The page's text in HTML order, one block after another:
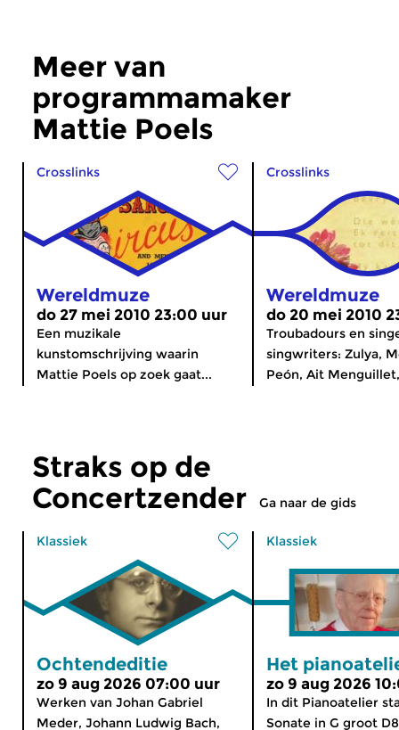
Meer van
programmamaker
Mattie Poels
Crosslinks
Wereldmuze
do 27 mei 2010 23:00 uur
Een muzikale
kunstomschrijving waarin
Mattie Poels op zoek gaat...
Crosslinks
Wereldmuze
do 20 mei 2010
Troubadours en
singwriters: Zulya,
Peón, Ait
Straks op de
Concertzender
Ga naar de gids
Klassiek
Ochtendeditie
zo 9 aug 2026 07:00 uur
Werken van Johan Gabriel
Meder, Johann Ludwig Bach,
Klassiek
Het
zo 9 aug 2026
In dit Pianoatelier
Sonate in G groot